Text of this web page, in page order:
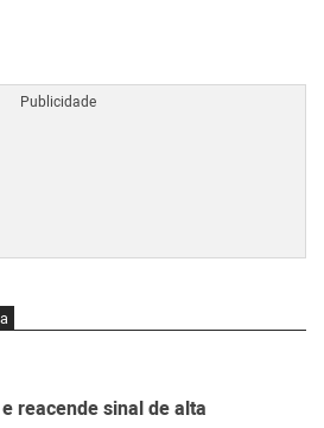
reacende sinal de alta